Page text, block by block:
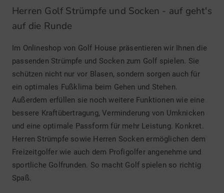
Herren Golf Strümpfe und Socken - auf geht's
auf die Runde
Im Onlineshop von Golf House präsentieren wir Ihnen die
passenden Strümpfe und Socken zum Golf spielen. Sie
schützen nicht nur vor Blasen, sondern sorgen auch für
ein optimales Fußklima beim Gehen und Stehen.
Außerdem erfüllen sie noch weitere Funktionen wie eine
bessere Kraftübertragung, Verminderung von Umknicken
und eine optimale Passform für mehr Leistung. Konkret.
Herren Strümpfe sowie Herren Socken ermöglichen dem
Freizeitgolfer wie auch dem Profigolfer angenehme und
sportliche Golfrunden. So macht Golf spielen so richtig
Spaß.